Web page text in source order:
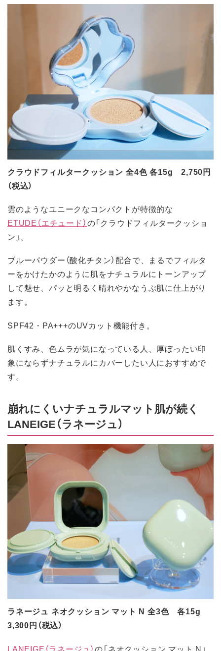
クラウドフィルタークッション 全4色 各15g 2,750円
（税込）
雲のようなユニークなコンパクトが特徴的な
ETUDE（エチュード）の「クラウドフィルタークッショ
ン」。
ブルーパウダー（酸化チタン）配合で、まるでフィルタ
ーをかけたかのように肌をナチュラルにトーンアップ
して魅せ、パッと明るく晴れやかなうぶ肌に仕上がり
ます。
SPF42・PA+++のUVカット機能付き。
肌くすみ、色ムラが気になっている人、厚ぼったい印
象にならずナチュラルにカバーしたい人におすすめで
す。
崩れにくいナチュラルマット肌が続く
LANEIGE（ラネージュ）
ラネージュ ネオクッション マット N 全3色 各15g
3,300円（税込）
LANEIGE（ラネージュ）の「ネオクッション マット N」